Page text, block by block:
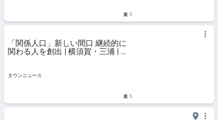
5
「関係人口」新しい間口 継続的に
関わる人を創出 | 横須賀・三浦 | タ
タウンニュース
5